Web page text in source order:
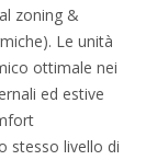
zoning &
Le unità
ottimale nei
ed estive
stesso livello di